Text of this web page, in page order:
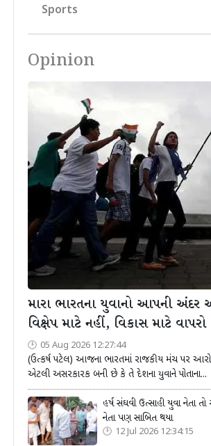
Sports
Opinion
મારા ભારતના યુવાનો આપની અંદર
વિક્ષેપ માટે નહીં, વિકાસ માટે વાપરો
05 Aug 2026 12:27:44
(ઉત્કર્ષ પટેલ) આજના ભારતમાં રાજકીય મંચ પર
એટલી અસરકારક બની છે કે તે દેશના યુવાને પોતાના...
હર્ષ સંઘવી ઉત્સાહી યુવા નેતા તો
નેતા પણ સાબિત થયા
12 Jul 2026 12:34:15